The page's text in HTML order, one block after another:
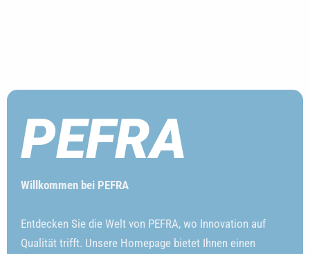
PEFRA
Willkommen bei PEFRA
Entdecken Sie die Welt von PEFRA, wo Innovation auf
Qualität trifft. Unsere Homepage bietet Ihnen einen